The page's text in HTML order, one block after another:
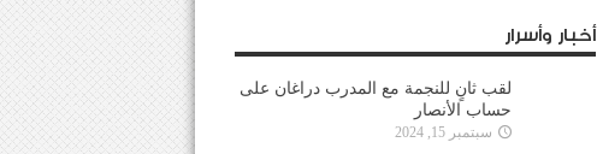
أخبار وأسرار
لقب ثانٍ للنجمة مع المدرب دراغان على
حساب الأنصار
سبتمبر 15, 2024